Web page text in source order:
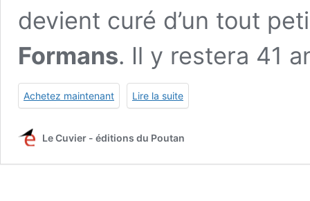
devient curé d’un tout
Formans. Il y restera 41
Achetez maintenant Lire la suite
Le Cuvier - éditions du Poutan